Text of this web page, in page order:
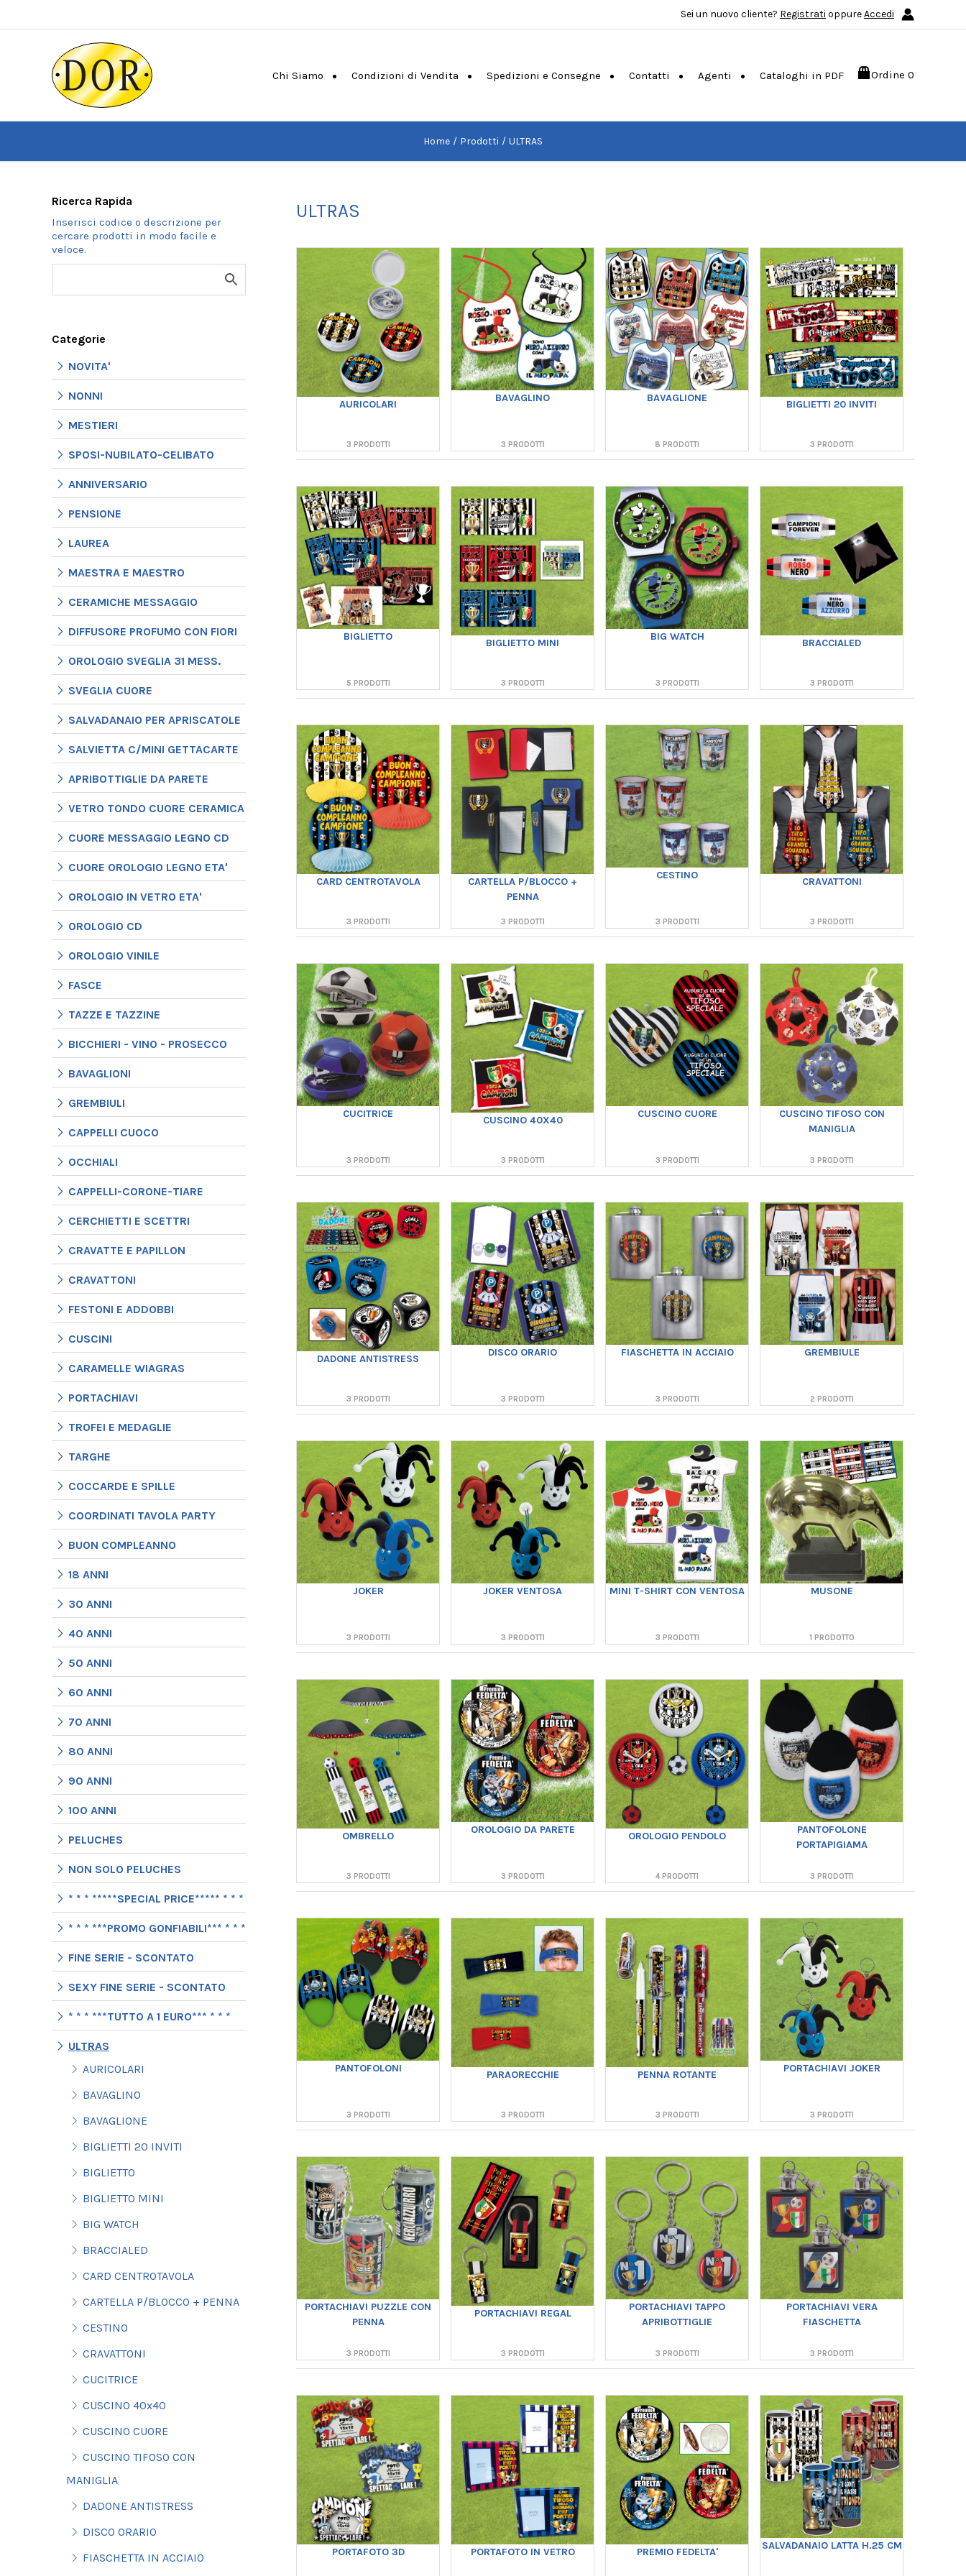
contenuto
Sei un nuovo cliente? Registrati oppureAccedi
Chi Siamo Condizioni di Vendita Spedizioni e Consegne Contatti Agenti Cataloghi in PDF Ordine 0
Home Prodotti ULTRAS
Ricerca Rapida
Categorie
NOVITA'
NONNI
MESTIERI
SPOSI-NUBILATO-CELIBATO
ANNIVERSARIO
PENSIONE
LAUREA
MAESTRA E MAESTRO
CERAMICHE MESSAGGIO
DIFFUSORE PROFUMO CON FIORI
OROLOGIO SVEGLIA 31 MESS.
SVEGLIA CUORE
SALVADANAIO PER APRISCATOLE
SALVIETTA C/MINI GETTACARTE
APRIBOTTIGLIE DA PARETE
VETRO TONDO CUORE CERAMICA
CUORE MESSAGGIO LEGNO CD
CUORE OROLOGIO LEGNO ETA'
OROLOGIO IN VETRO ETA'
OROLOGIO CD
OROLOGIO VINILE
FASCE
TAZZE E TAZZINE
BICCHIERI - VINO - PROSECCO
BAVAGLIONI
GREMBIULI
CAPPELLI CUOCO
OCCHIALI
CAPPELLI-CORONE-TIARE
CERCHIETTI E SCETTRI
CRAVATTE E PAPILLON
CRAVATTONI
FESTONI E ADDOBBI
CUSCINI
CARAMELLE WIAGRAS
PORTACHIAVI
TROFEI E MEDAGLIE
TARGHE
COCCARDE E SPILLE
COORDINATI TAVOLA PARTY
BUON COMPLEANNO
18 ANNI
30 ANNI
40 ANNI
50 ANNI
60 ANNI
70 ANNI
80 ANNI
90 ANNI
100 ANNI
PELUCHES
NON SOLO PELUCHES
* * * *****SPECIAL PRICE***** * * *
* * * ***PROMO GONFIABILI*** * * *
FINE SERIE - SCONTATO
SEXY FINE SERIE - SCONTATO
* * * ***TUTTO A 1 EURO*** * * *
ULTRAS
AURICOLARI
BAVAGLINO
BAVAGLIONE
BIGLIETTI 20 INVITI
BIGLIETTO
BIGLIETTO MINI
BIG WATCH
BRACCIALED
CARD CENTROTAVOLA
CARTELLA P/BLOCCO + PENNA
CESTINO
CRAVATTONI
CUCITRICE
CUSCINO 40x40
CUSCINO CUORE
CUSCINO TIFOSO CON
MANIGLIA
DADONE ANTISTRESS
DISCO ORARIO
FIASCHETTA IN ACCIAIO
ULTRAS
AURICOLARI
3 PRODOTTI
BAVAGLINO
3 PRODOTTI
BAVAGLIONE
8 PRODOTTI
BIGLIETTI 20 INVITI
3 PRODOTTI
BIGLIETTO
5 PRODOTTI
BIGLIETTO MINI
3 PRODOTTI
BIG WATCH
3 PRODOTTI
BRACCIALED
3 PRODOTTI
CARD CENTROTAVOLA
3 PRODOTTI
CARTELLA P/BLOCCO +
PENNA
3 PRODOTTI
CESTINO
3 PRODOTTI
CRAVATTONI
3 PRODOTTI
CUCITRICE
3 PRODOTTI
CUSCINO 40X40
3 PRODOTTI
CUSCINO CUORE
3 PRODOTTI
CUSCINO TIFOSO CON
MANIGLIA
3 PRODOTTI
DADONE ANTISTRESS
3 PRODOTTI
DISCO ORARIO
3 PRODOTTI
FIASCHETTA IN ACCIAIO
3 PRODOTTI
GREMBIULE
2 PRODOTTI
JOKER
3 PRODOTTI
JOKER VENTOSA
3 PRODOTTI
MINI T-SHIRT CON VENTOSA
3 PRODOTTI
MUSONE
1 PRODOTTO
OMBRELLO
3 PRODOTTI
OROLOGIO DA PARETE
3 PRODOTTI
OROLOGIO PENDOLO
4 PRODOTTI
PANTOFOLONE
PORTAPIGIAMA
3 PRODOTTI
PANTOFOLONI
3 PRODOTTI
PARAORECCHIE
3 PRODOTTI
PENNA ROTANTE
3 PRODOTTI
PORTACHIAVI JOKER
3 PRODOTTI
PORTACHIAVI PUZZLE CON
PENNA
3 PRODOTTI
PORTACHIAVI REGAL
3 PRODOTTI
PORTACHIAVI TAPPO
APRIBOTTIGLIE
3 PRODOTTI
PORTACHIAVI VERA
FIASCHETTA
3 PRODOTTI
PORTAFOTO 3D PORTAFOTO IN VETRO PREMIO FEDELTA'
SALVADANAIO LATTA H.25 CM